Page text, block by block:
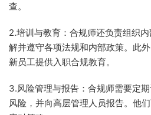
查。
2.培训与教育：合规师还负责组织
解并遵守各项法规和内部政策。此
新员工提供入职合规教育。
3.风险管理与报告：合规师需要定
风险，并向高层管理人员报告。他